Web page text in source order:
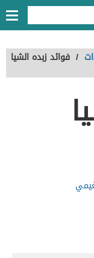
/ فوائد زبده الشيا